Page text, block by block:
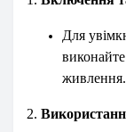
Для
живлення.
2.